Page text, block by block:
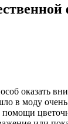
оказать
в моду
помощи